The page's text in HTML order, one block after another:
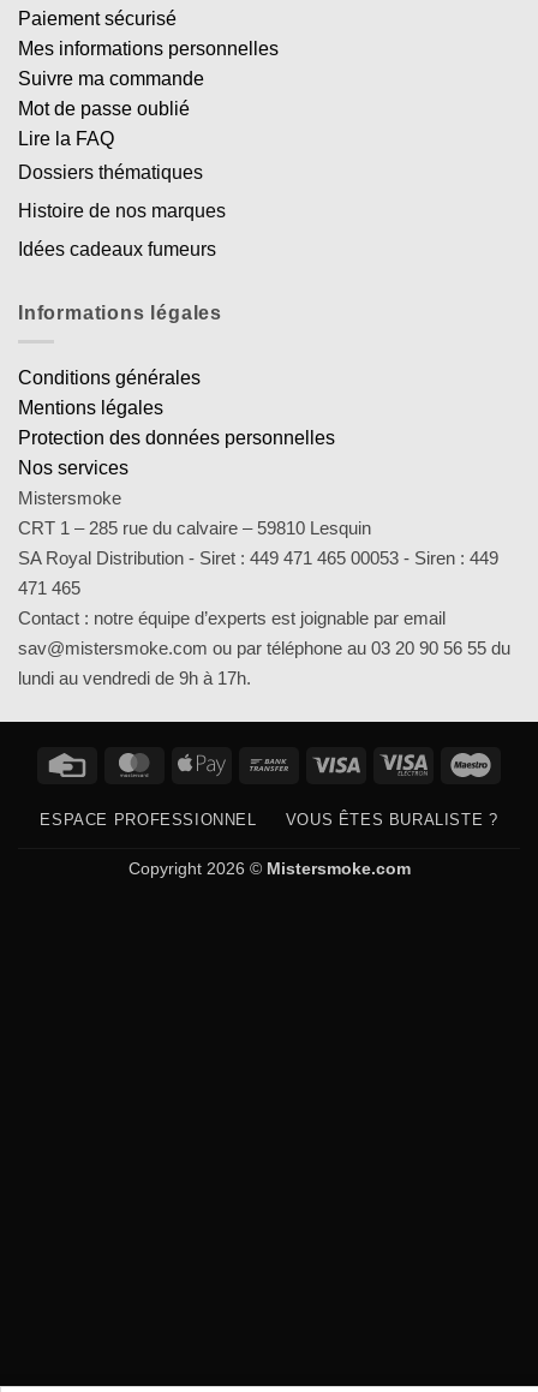
Paiement sécurisé
Mes informations personnelles
Suivre ma commande
Mot de passe oublié
Lire la FAQ
Dossiers thématiques
Histoire de nos marques
Idées cadeaux fumeurs
Informations légales
Conditions générales
Mentions légales
Protection des données personnelles
Nos services
Mistersmoke
CRT 1 – 285 rue du calvaire – 59810 Lesquin
SA Royal Distribution - Siret : 449 471 465 00053 - Siren : 449
471 465
Contact : notre équipe d’experts est joignable par email
sav@mistersmoke.com ou par téléphone au 03 20 90 56 55 du
lundi au vendredi de 9h à 17h.
Credit
MasterCardApple
Bank
Visa
Visa
ESPACE PROFESSIONNEL VOUS ÊTES BURALISTE ?
Copyright 2026 © Mistersmoke.com